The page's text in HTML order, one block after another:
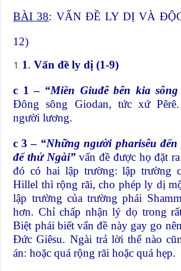
BÀI 38: VẤN ĐỀ LY DỊ VÀ
12)
1.Vấn đề ly dị (1-9)
c 1 – “Miền Giuđê bên kia sông
Đông sông Giodan, tức xứ
người lương.
c 3 – “Những người pharisêu
để thử Ngài”vấn đề được họ đặt
đó có hai lập trường: lập trường
Hillel thì rộng rãi, cho phép ly dị
lập trường của trường phái
hơn. Chỉ chấp nhận lý dọ trong
Biệt phái biết vấn đề này gay go
Đức Giêsu. Ngài trả lời thế nào
án: hoặc quá rộng rãi hoặc quá hẹp.